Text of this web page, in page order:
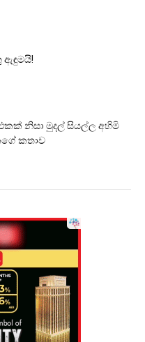
ඇඳුමයි!
නිසා මුදල් සියල්ල අහිමි
කතාව